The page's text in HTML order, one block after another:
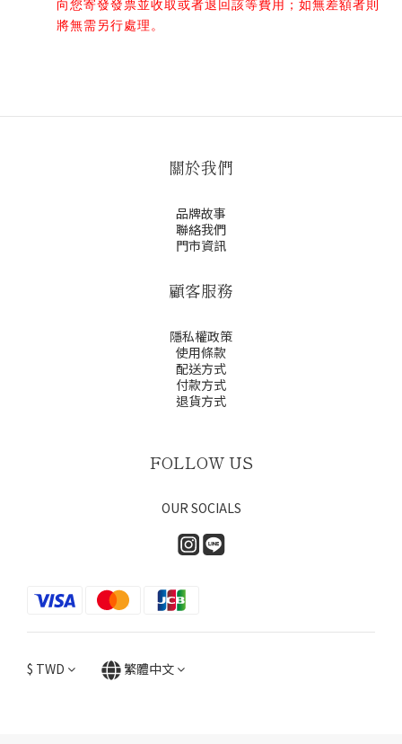
向您寄發發票並收取或者退回該等費用；如無差額者則
將無需另行處理。
關於我們
品牌故事
聯絡我們
門市資訊
顧客服務
隱私權政策
使用條款
配送方式
付款方式
退貨方式
FOLLOW US
OUR SOCIALS
$ TWD 繁體中文